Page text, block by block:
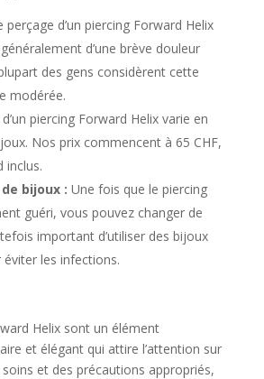
perçage d’un piercing Forward Helix
d’une brève douleur
des gens considèrent cette
modérée.
piercing Forward Helix varie en
Nos prix commencent à 65 CHF,
inclus.
bijoux : Une fois que le piercing
guéri, vous pouvez changer de
important d’utiliser des bijoux
les infections.
Helix sont un élément
et élégant qui attire l’attention sur
soins et des précautions appropriés,